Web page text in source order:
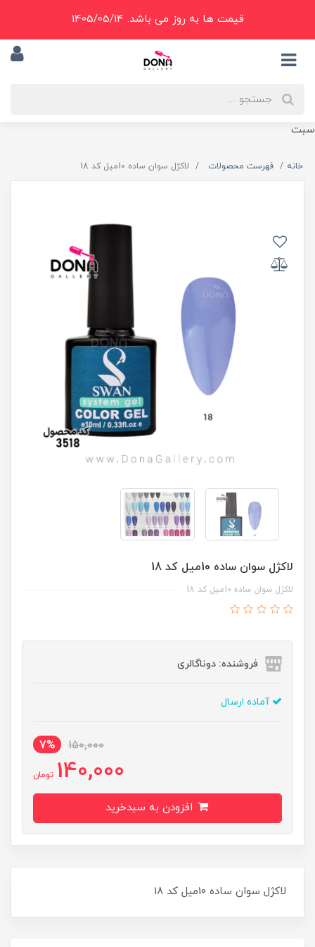
سبت
قیمت ها به روز می باشد. 1405/05/14
خانه فهرست محصولات لاکژل سوان ساده 10ميل کد 18
لاکژل سوان ساده 10ميل کد 18
لاکژل سوان ساده 10ميل کد 18
فروشنده: دوناگالری
آماده ارسال
150,000
7%
140,000 تومان
لاکژل سوان ساده 10ميل کد 18